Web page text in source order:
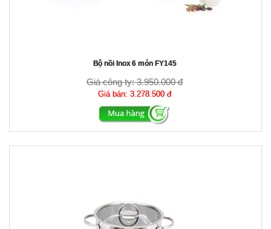
Bộ nồi Inox 6 món FY145
Giá công ty:3.950.000 đ
Giá bán: 3.278.500 đ